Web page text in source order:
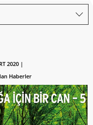
2020 |
Haberler